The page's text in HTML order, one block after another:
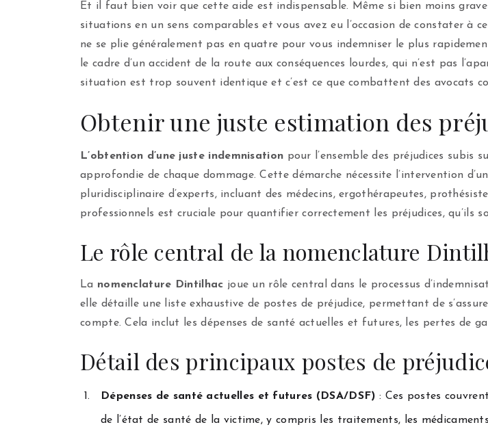
Et il faut bien voir que cette aide est indispensable. Même si bien moins
situations en un sens comparables et vous avez eu l’occasion de constater à
ne se plie généralement pas en quatre pour vous indemniser le plus
le cadre d’un accident de la route aux conséquences lourdes, qui n’est pas
situation est trop souvent identique et c’est ce que combattent des avocats
Obtenir une juste estimation des
L’obtention d’une juste indemnisation pour l’ensemble des préjudices subis
approfondie de chaque dommage. Cette démarche nécessite l’intervention
pluridisciplinaire d’experts, incluant des médecins, ergothérapeutes,
professionnels est cruciale pour quantifier correctement les préjudices, qu’ils
Le rôle central de la nomenclature
La nomenclature Dintilhac joue un rôle central dans le processus
elle détaille une liste exhaustive de postes de préjudice, permettant de
compte. Cela inclut les dépenses de santé actuelles et futures, les pertes de
Détail des principaux postes de
Dépenses de santé actuelles et futures (DSA/DSF) : Ces postes
de l’état de santé de la victime, y compris les traitements, les